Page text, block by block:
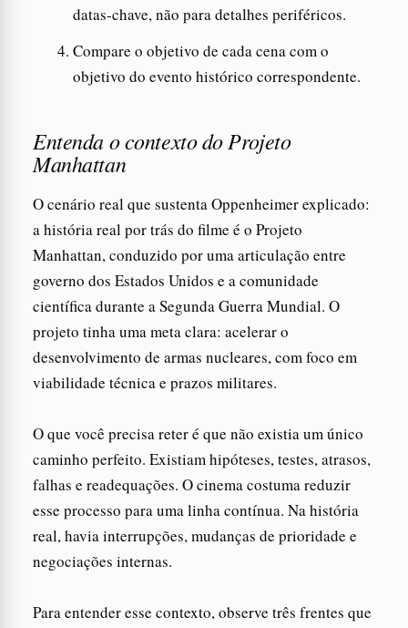
datas-chave, não para detalhes periféricos.
Compare o objetivo de cada cena com o
objetivo do evento histórico correspondente.
Entenda o contexto do Projeto
Manhattan
O cenário real que sustenta Oppenheimer explicado:
a história real por trás do filme é o Projeto
Manhattan, conduzido por uma articulação entre
governo dos Estados Unidos e a comunidade
científica durante a Segunda Guerra Mundial. O
projeto tinha uma meta clara: acelerar o
desenvolvimento de armas nucleares, com foco em
viabilidade técnica e prazos militares.
O que você precisa reter é que não existia um único
caminho perfeito. Existiam hipóteses, testes, atrasos,
falhas e readequações. O cinema costuma reduzir
esse processo para uma linha contínua. Na história
real, havia interrupções, mudanças de prioridade e
negociações internas.
Para entender esse contexto, observe três frentes que